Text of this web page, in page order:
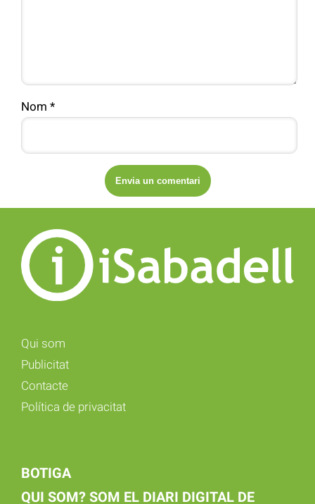
Nom *
Qui som
Publicitat
Contacte
Política de privacitat
BOTIGA
QUI SOM? SOM EL DIARI DIGITAL DE